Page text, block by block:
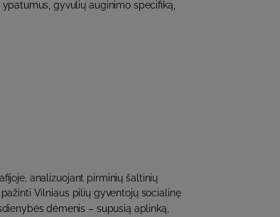
gyvulių auginimo specifiką,
analizuojant pirminių šaltinių
Vilniaus pilių gyventojų socialinę
dėmenis – supusią aplinką,